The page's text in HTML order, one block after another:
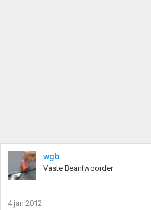
wgb
Vaste Beantwoorder
4 jan 2012